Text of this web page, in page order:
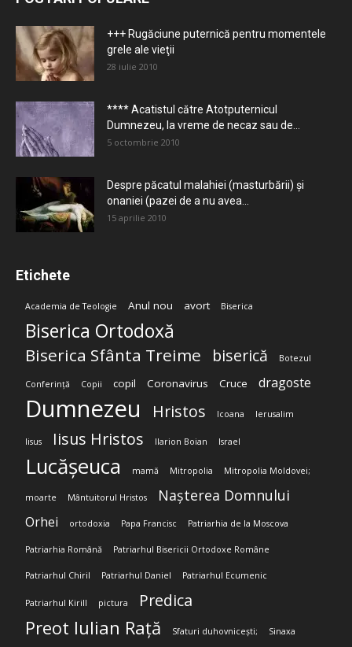
+++ Rugăciune puternică pentru momentele
grele ale vieţii
28 iulie 2010
**** Acatistul către Atotputernicul
Dumnezeu, la vreme de necaz sau de...
5 octombrie 2010
Despre păcatul malahiei (masturbării) şi
onaniei (pazei de a nu avea...
15 aprilie 2010
Etichete
Academia de Teologie Anul nou avort Biserica
Biserica Ortodoxă
Biserica Sfânta Treime biserică Botezul
Conferință Copii copil Coronavirus Cruce dragoste
Dumnezeu Hristos Icoana Ierusalim
Iisus Iisus Hristos Ilarion Boian Israel
Lucășeuca mamă Mitropolia Mitropolia Moldovei;
moarte Mântuitorul Hristos Nașterea Domnului
Orhei ortodoxia Papa Francisc Patriarhia de la Moscova
Patriarhia Română Patriarhul Bisericii Ortodoxe Române
Patriarhul Chiril Patriarhul Daniel Patriarhul Ecumenic
Patriarhul Kirill pictura Predica
Preot Iulian Rață Sfaturi duhovnicești; Sinaxa